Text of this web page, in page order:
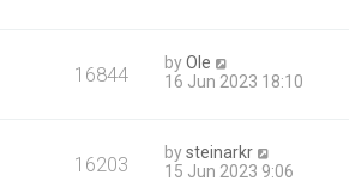
16844 byOle
16 Jun 2023 18:10
16203 bysteinarkr
15 Jun 2023 9:06